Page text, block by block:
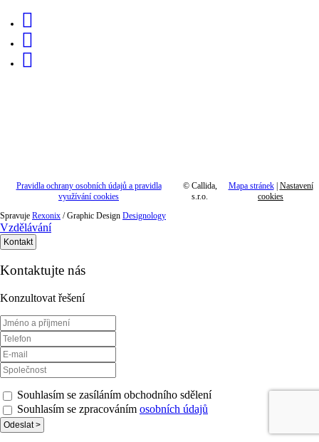
Pravidla ochrany osobních údajů a pravidla
využívání cookies
© Callida,
s.r.o.
Mapa stránek| Nastavení
cookies
Spravuje Rexonix / Graphic Design Designology
Vzdělávání
Kontakt
Kontaktujte nás
Konzultovat řešení
Souhlasím se zasíláním obchodního sdělení
Souhlasím se zpracováním osobních údajů
Odeslat >